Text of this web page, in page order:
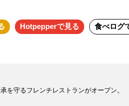
Hotpepperで見る 食べログ
を守るフレンチレストランがオープン。